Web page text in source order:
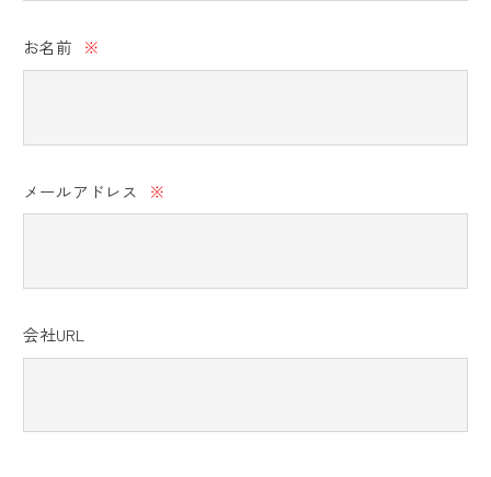
お名前 ※
メールアドレス ※
会社URL